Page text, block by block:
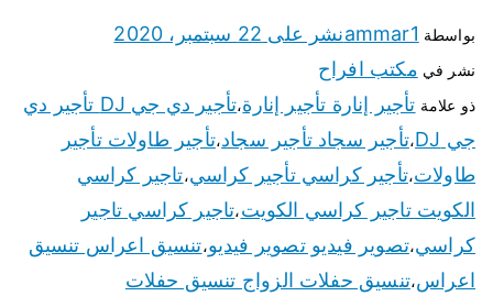
بواسطة ammar1نشر على 22 سبتمبر، 2020
نشر في مكتب افراح
ذو علامة تأجير إنارة تأجير إنارة،
تأجير دي جي DJ تأجير دي
جي DJ
،تأجير سجاد تأجير سجاد،تأجير طاولات تأجير
طاولات،تأجير كراسي تأجير كراسي،تاجير كراسي
الكويت تاجير كراسي الكويت،تاجير كراسي تاجير
كراسي،تصوير فيديو تصوير فيديو،تنسيق اعراس تنسيق
اعراس،تنسيق حفلات الزواج تنسيق حفلات